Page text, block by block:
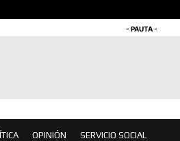
- PAUTA -
OPINIÓN SERVICIO SOCIAL